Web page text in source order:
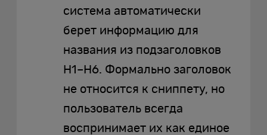
система автоматически
берет информацию для
названия из подзаголовков
H1–H6. Формально заголовок
не относится к сниппету, но
пользователь всегда
воспринимает их как единое